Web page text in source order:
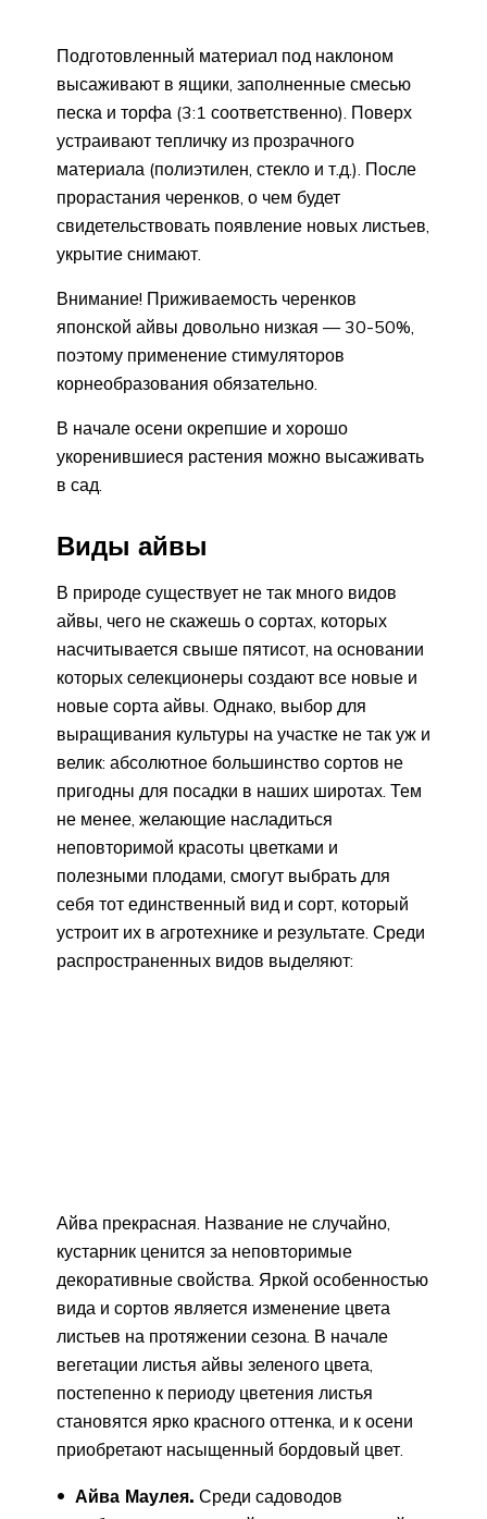
Подготовленный материал под наклоном
высаживают в ящики, заполненные смесью
песка и торфа (3:1 соответственно). Поверх
устраивают тепличку из прозрачного
материала (полиэтилен, стекло и т.д.). После
прорастания черенков, о чем будет
свидетельствовать появление новых листьев,
укрытие снимают.
Внимание! Приживаемость черенков
японской айвы довольно низкая — 30-50%,
поэтому применение стимуляторов
корнеобразования обязательно.
В начале осени окрепшие и хорошо
укоренившиеся растения можно высаживать
в сад.
Виды айвы
В природе существует не так много видов
айвы, чего не скажешь о сортах, которых
насчитывается свыше пятисот, на основании
которых селекционеры создают все новые и
новые сорта айвы. Однако, выбор для
выращивания культуры на участке не так уж и
велик: абсолютное большинство сортов не
пригодны для посадки в наших широтах. Тем
не менее, желающие насладиться
неповторимой красоты цветками и
полезными плодами, смогут выбрать для
себя тот единственный вид и сорт, который
устроит их в агротехнике и результате. Среди
распространенных видов выделяют:
Айва прекрасная. Название не случайно,
кустарник ценится за неповторимые
декоративные свойства. Яркой особенностью
вида и сортов является изменение цвета
листьев на протяжении сезона. В начале
вегетации листья айвы зеленого цвета,
постепенно к периоду цветения листья
становятся ярко красного оттенка, и к осени
приобретают насыщенный бордовый цвет.
Айва Маулея. Среди садоводов